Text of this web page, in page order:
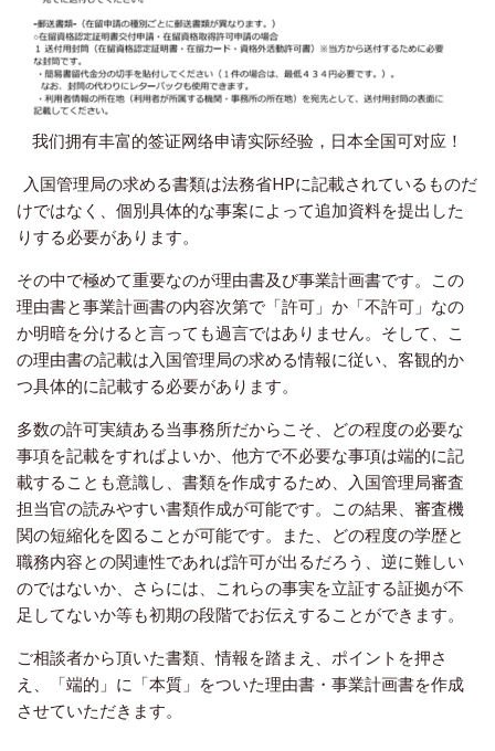
我们拥有丰富的签证网络申请实际经验，日本全国可对应！
入国管理局の求める書類は法務省HPに記載されているものだ
けではなく、個別具体的な事案によって追加資料を提出した
りする必要があります。
その中で極めて重要なのが理由書及び事業計画書です。この
理由書と事業計画書の内容次第で「許可」か「不許可」なの
か明暗を分けると言っても過言ではありません。そして、こ
の理由書の記載は入国管理局の求める情報に従い、客観的か
つ具体的に記載する必要があります。
多数の許可実績ある当事務所だからこそ、どの程度の必要な
事項を記載をすればよいか、他方で不必要な事項は端的に記
載することも意識し、書類を作成するため、入国管理局審査
担当官の読みやすい書類作成が可能です。この結果、審査機
関の短縮化を図ることが可能です。また、どの程度の学歴と
職務内容との関連性であれば許可が出るだろう、逆に難しい
のではないか、さらには、これらの事実を立証する証拠が不
足してないか等も初期の段階でお伝えすることができます。
ご相談者から頂いた書類、情報を踏まえ、ポイントを押さ
え、「端的」に「本質」をついた理由書・事業計画書を作成
させていただきます。